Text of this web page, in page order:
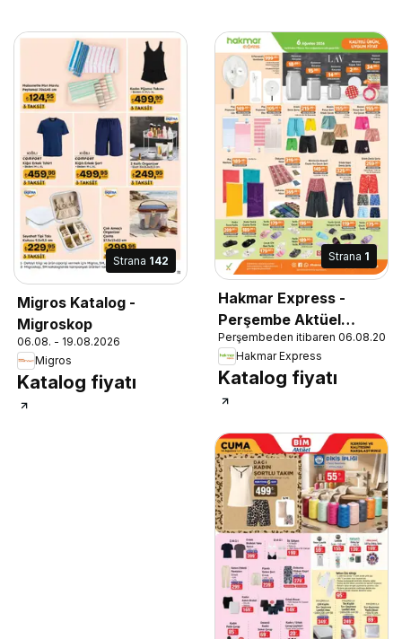
Strana 142
Migros Katalog -
Migroskop
06.08. - 19.08.2026
Migros
Katalog fiyatı
Strana 1
Hakmar Express -
Perşembe Aktüel
Ürünler
Perşembeden itibaren 06.08.2026
Hakmar Express
Katalog fiyatı